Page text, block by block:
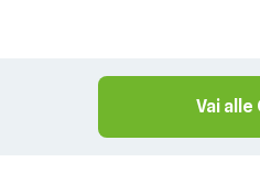
Vai alle